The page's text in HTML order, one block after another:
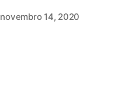
novembro 14, 2020